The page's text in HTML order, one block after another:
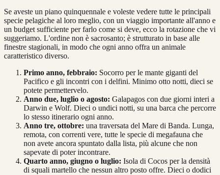
Se aveste un piano quinquennale e voleste vedere tutte le principali
specie pelagiche al loro meglio, con un viaggio importante all'anno e
un budget sufficiente per farlo come si deve, ecco la rotazione che vi
suggeriamo. L'ordine non è sacrosanto; è strutturato in base alle
finestre stagionali, in modo che ogni anno offra un animale
caratteristico diverso.
Primo anno, febbraio: Socorro per le mante giganti del
Pacifico e gli incontri con i delfini. Minimo otto notti, dieci se
potete permettervelo.
Anno due, luglio o agosto: Galapagos con due giorni interi a
Darwin e Wolf. Dieci o undici notti, su una barca che percorre
lo stesso itinerario ogni anno.
Anno tre, ottobre: una traversata del Mare di Banda. Lunga,
remota, con correnti vere, tutte le specie di megafauna che
non avete ancora spuntato dalla lista, più alcune che non
sapevate di poter incontrare.
Quarto anno, giugno o luglio: Isola di Cocos per la densità
di squali martello che nessun altro posto offre. Dieci o dodici